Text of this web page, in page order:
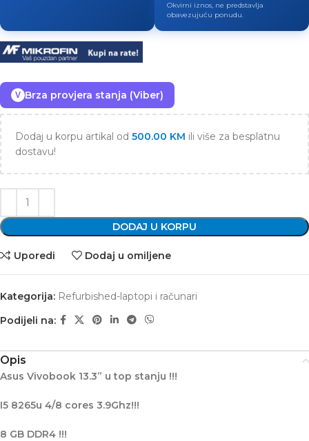
Okvirni iznos, ne predstavlja
obavezujuću ponudu.
V Brza provjera stanja (Viber)
Dodaj u korpu artikal od 500.00 KM ili više za besplatnu
dostavu!
DODAJ U KORPU
Uporedi Dodaj u omiljene
Kategorija: Refurbished-laptopi i računari
Podijeli na:
Opis
Asus Vivobook 13.3” u top stanju !!!
I5 8265u 4/8 cores 3.9Ghz!!!
8 GB DDR4 !!!